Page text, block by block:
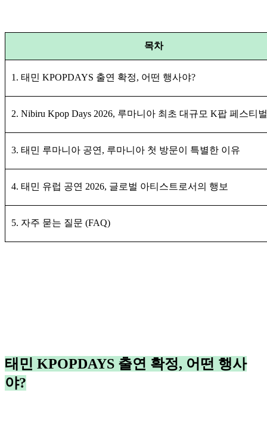
목차
1. 태민 KPOPDAYS 출연 확정, 어떤 행사야?
2. Nibiru Kpop Days 2026, 루마니아 최초 대규모 K팝 페스티벌
3. 태민 루마니아 공연, 루마니아 첫 방문이 특별한 이유
4. 태민 유럽 공연 2026, 글로벌 아티스트로서의 행보
5. 자주 묻는 질문 (FAQ)
태민 KPOPDAYS 출연 확정, 어떤 행사
야?